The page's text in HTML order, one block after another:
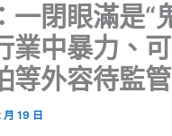
一閉眼滿是“
業中暴力、
等外容待監管
19 日